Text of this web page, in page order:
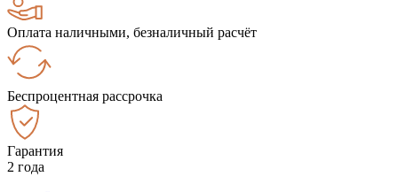
Оплата наличными, безналичный расчёт
Беспроцентная рассрочка
Гарантия
2 года